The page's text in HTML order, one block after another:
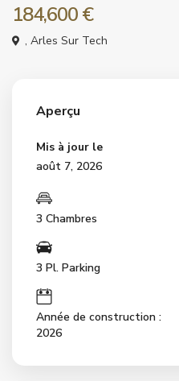
184,600 €
, Arles Sur Tech
Aperçu
Mis à jour le
août 7, 2026
3 Chambres
3 Pl. Parking
Année de construction :
2026